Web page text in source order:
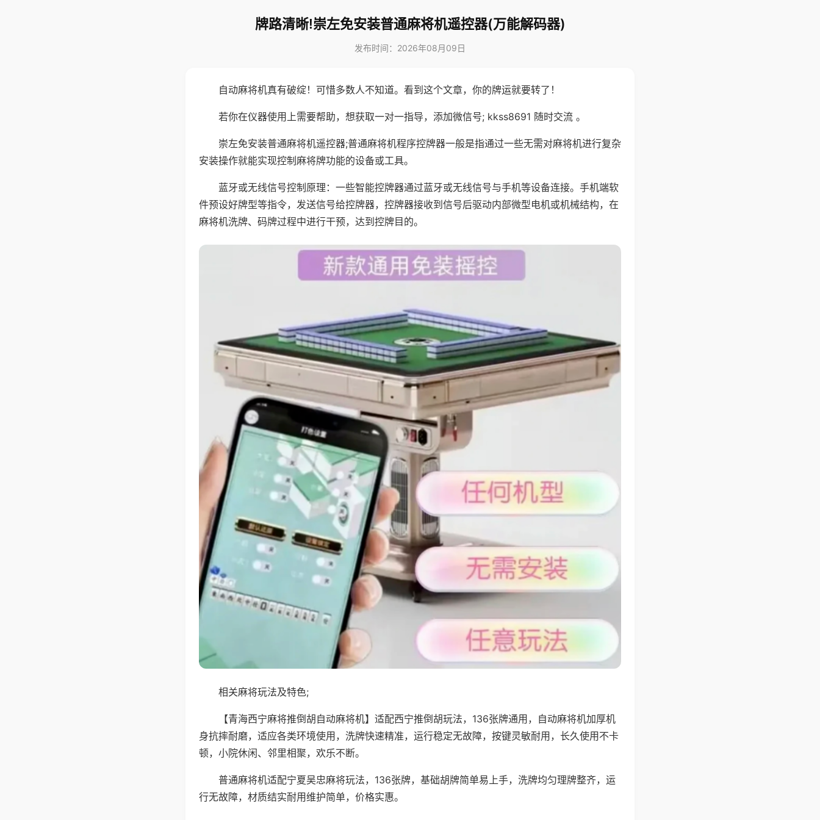
牌路清晰!崇左免安装普通麻将机遥控器(万能解码器)
发布时间：2026年08月09日
自动麻将机真有破绽！可惜多数人不知道。看到这个文章，你的牌运就要转了！
若你在仪器使用上需要帮助，想获取一对一指导，添加微信号; kkss8691 随时交流 。
崇左免安装普通麻将机遥控器;普通麻将机程序控牌器一般是指通过一些无需对麻将机进行复杂
安装操作就能实现控制麻将牌功能的设备或工具。
蓝牙或无线信号控制原理：一些智能控牌器通过蓝牙或无线信号与手机等设备连接。手机端软
件预设好牌型等指令，发送信号给控牌器，控牌器接收到信号后驱动内部微型电机或机械结构，在
麻将机洗牌、码牌过程中进行干预，达到控牌目的。
相关麻将玩法及特色;
【青海西宁麻将推倒胡自动麻将机】适配西宁推倒胡玩法，136张牌通用，自动麻将机加厚机
身抗摔耐磨，适应各类环境使用，洗牌快速精准，运行稳定无故障，按键灵敏耐用，长久使用不卡
顿，小院休闲、邻里相聚，欢乐不断。
普通麻将机适配宁夏吴忠麻将玩法，136张牌，基础胡牌简单易上手，洗牌均匀理牌整齐，运
行无故障，材质结实耐用维护简单，价格实惠。